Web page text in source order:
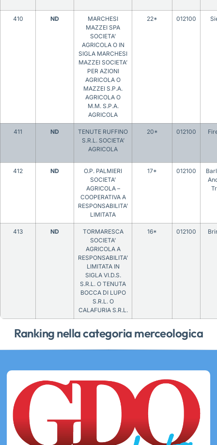
Ranking nella categoria merceologica
410 ND
MARCHESI
MAZZEI SPA
SOCIETA’
AGRICOLA O IN
SIGLA MARCHESI
MAZZEI SOCIETA’
PER AZIONI
AGRICOLA O
MAZZEI S.P.A.
AGRICOLA O
M.M. S.P.A.
AGRICOLA
22* 012100
411 ND
TENUTE RUFFINO
S.R.L. SOCIETA’
AGRICOLA
20* 012100
412 ND
O.P. PALMIERI
SOCIETA’
AGRICOLA –
COOPERATIVA A
RESPONSABILITA’
LIMITATA
17* 012100
413 ND
TORMARESCA
SOCIETA’
AGRICOLA A
RESPONSABILITA’
LIMITATA IN
SIGLA VI.D.S.
S.R.L. O TENUTA
BOCCA DI LUPO
S.R.L. O
CALAFURIA S.R.L.
16* 012100